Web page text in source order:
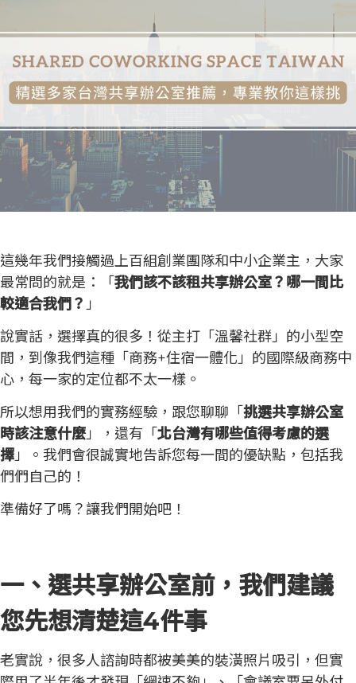
這幾年我們接觸過上百組創業團隊和中小企業主，大家
最常問的就是：「 我們該不該租共享辦公室？哪一間比
較適合我們？ 」
說實話，選擇真的很多！從主打「溫馨社群」的小型空
間，到像我們這種「商務+住宿一體化」的國際級商務中
心，每一家的定位都不太一樣。
所以想用我們的實務經驗，跟您聊聊「 挑選共享辦公室
時該注意什麼」，還有「 北台灣有哪些值得考慮的選
擇」。我們會很誠實地告訴您每一間的優缺點，包括我
們們自己的！
準備好了嗎？讓我們開始吧！
一、選共享辦公室前，我們建議
您先想清楚這4件事
老實說，很多人諮詢時都被美美的裝潢照片吸引，但實